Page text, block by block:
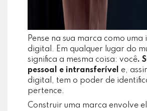
Pense na sua marca como uma
digital. Em qualquer lugar do
significa a mesma coisa: você.
pessoal e intransferível e,
digital, tem o poder de
pertence.
Construir uma marca envolve